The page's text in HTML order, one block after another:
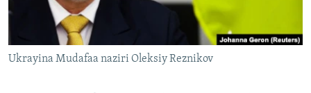
Русский
Українською
Ukrayina Mudafaa naziri Oleksiy Reznikov